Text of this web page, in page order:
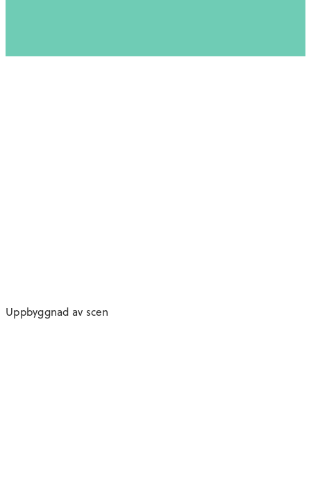
Uppbyggnad av scen